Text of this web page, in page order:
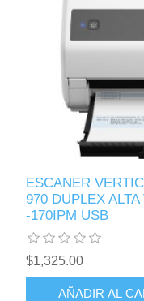
ESCANER
970 DUPLEX
-170IPM USB
$1,325.00
AÑADIR AL